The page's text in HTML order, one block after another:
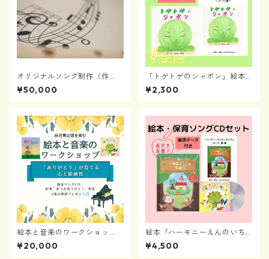
オリジナルソング制作（作
曲、楽譜作成）
¥50,000
「トゲトゲのシャボン」絵本
と楽譜セット
¥2,300
絵本と音楽のワークショッ
プ〜ありがとうが育てる心と
関係性
¥20,000
絵本「ハーモニーえんのいち
にち」と保育ソングCDセット
（楽譜付き）
¥4,500